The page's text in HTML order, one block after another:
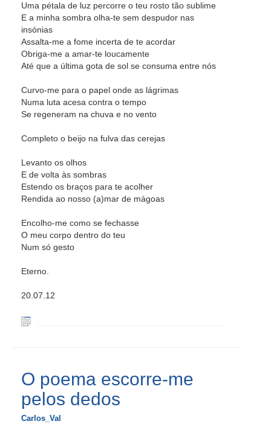
Uma pétala de luz percorre o teu rosto tão sublime
E a minha sombra olha-te sem despudor nas
insónias
Assalta-me a fome incerta de te acordar
Obriga-me a amar-te loucamente
Até que a última gota de sol se consuma entre nós
Curvo-me para o papel onde as lágrimas
Numa luta acesa contra o tempo
Se regeneram na chuva e no vento
Completo o beijo na fulva das cerejas
Levanto os olhos
E de volta às sombras
Estendo os braços para te acolher
Rendida ao nosso (a)mar de mágoas
Encolho-me como se fechasse
O meu corpo dentro do teu
Num só gesto
Eterno.
20.07.12
O poema escorre-me
pelos dedos
Carlos_Val